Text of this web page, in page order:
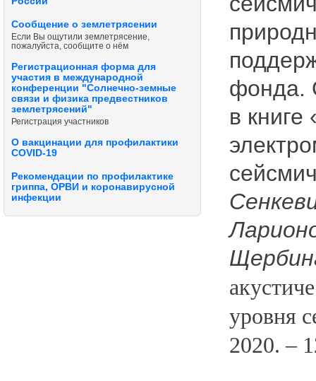
Сообщение о землетрясении
Если Вы ощутили землетрясение,
пожалуйста, сообщите о нём
Регистрационная форма для
участия в международной
конференции "Солнечно-земные
связи и физика предвестников
землетрясений"
Регистрация участников
О вакцинации для профилактики
COVID-19
Рекомендации по профилактике
гриппа, ОРВИ и коронавирусной
инфекции
фонда.
в книге
уровня
2020. –